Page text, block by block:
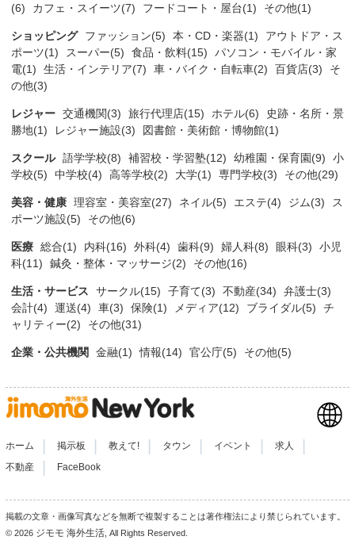
(6)
カフェ・スイーツ(7) フードコート・屋台(1) その他(1)
ショッピング ファッション(5) 本・CD・楽器(1)
アウトドア・ス
ポーツ(1)
スーパー(5) 食品・飲料(15)
パソコン・モバイル・家
電(1)
生活・インテリア(7) 車・バイク・自転車(2) 百貨店(3)
そ
の他(3)
レジャー 交通機関(3) 旅行代理店(15) ホテル(6)
史跡・名所・景
勝地(1)
レジャー施設(3) 図書館・美術館・博物館(1)
スクール 語学学校(8) 補習校・学習塾(12) 幼稚園・保育園(9)
小
学校(5)
中学校(4) 高等学校(2) 大学(1) 専門学校(3) その他(29)
美容・健康 理容室・美容室(27) ネイル(5) エステ(4) ジム(3)
ス
ポーツ施設(5)
その他(6)
医療 総合(1) 内科(16) 外科(4) 歯科(9) 婦人科(8) 眼科(3)
小児
科(11)
鍼灸・整体・マッサージ(2) その他(16)
生活・サービス サークル(15) 子育て(3) 不動産(34)
弁護士(3)
会計(4)
運送(4) 車(3) 保険(1) メディア(12) ブライダル(5)
チ
ャリティー(2)
その他(31)
企業・公共機関 金融(1) 情報(14) 官公庁(5) その他(5)
ホーム 掲示板 教えて! タウン イベント 求人
不動産 FaceBook
掲載の文章・画像写真などを無断で複製することは著作権法により禁じられています。
© 2026 ジモモ 海外生活 , All Rights Reserved.